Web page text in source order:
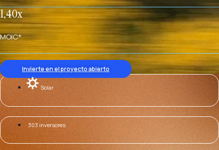
1,40x
MOIC*
Invierte en el proyecto abierto
Solar
303 inversores